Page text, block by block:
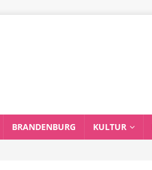
BRANDENBURG KULTUR